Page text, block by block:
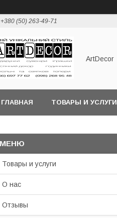
+380 (50) 263-49-71
ArtDecor
ГЛАВНАЯ ТОВАРЫ И УСЛУГИ
Товары и услуги
О нас
Отзывы